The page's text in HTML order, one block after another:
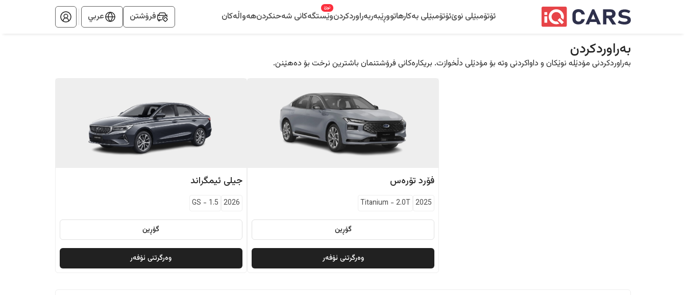
ئۆتۆمبێلی نوێئۆتۆمبێلی بەکارهاتووڕێبەربەراوردکردنوێستگەکانی شەحنکردن
نوێ
هەواڵەکان فرۆشتن عربي
بەراوردکردن
بەراوردکردنی مۆدێلە نوێکان و داواکردنی وتە بۆ مۆدێلی دڵخوازت. بریکارەکانی فرۆشتنمان باشترین نرخت بۆ دەهێنن.
فۆرد تۆرەس
2025
Titanium - 2.0T
گۆڕین
وەرگرتنی ئۆفەر
جیلی ئیمگراند
2026
GS - 1.5
گۆڕین
وەرگرتنی ئۆفەر